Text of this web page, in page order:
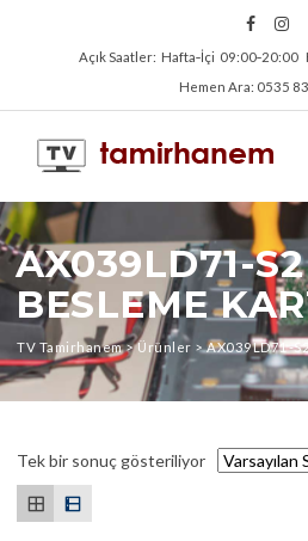
Açık Saatler: Hafta‑İçi 09:00‑20:00
Hemen Ara: 0535
AX039LD71-
BESLEME
TV Tamirhanem>Ürünler >AX039LD71-S2
Tek bir sonuç gösteriliyor